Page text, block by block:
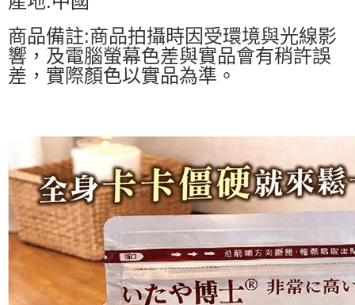
商品備註:商品拍攝時因受環境與光線影
響，及電腦螢幕色差與實品會有稍許誤
差，實際顏色以實品為準。